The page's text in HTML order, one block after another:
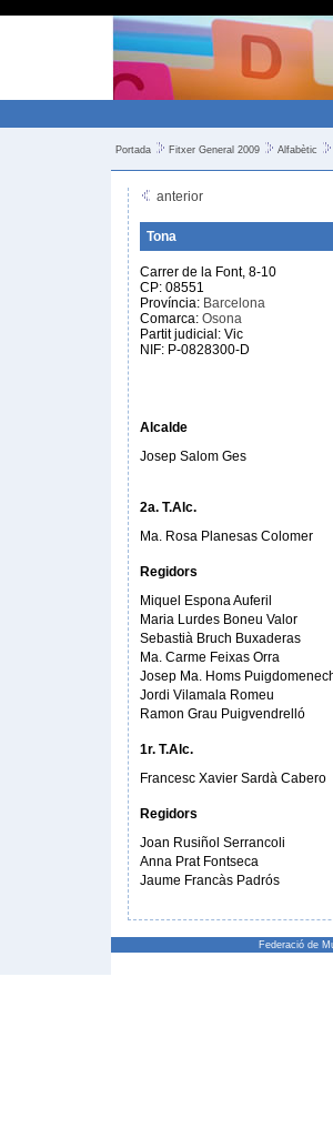
Portada Fitxer General 2009 Alfabètic
anterior
Tona
Carrer de la Font, 8-10
CP: 08551
Província: Barcelona
Comarca: Osona
Partit judicial: Vic
NIF: P-0828300-D
Alcalde
Josep Salom Ges
2a. T.Alc.
Ma. Rosa Planesas Colomer
Regidors
Miquel Espona Auferil
Maria Lurdes Boneu Valor
Sebastià Bruch Buxaderas
Ma. Carme Feixas Orra
Josep Ma. Homs
Jordi Vilamala Romeu
Ramon Grau Puigvendrelló
1r. T.Alc.
Francesc Xavier Sardà Cabero
Regidors
Joan Rusiñol Serrancoli
Anna Prat Fontseca
Jaume Francàs Padrós
Federació de